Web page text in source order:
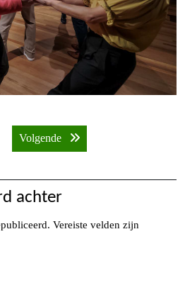
Volgende Volgende bericht:
achter
Vereiste velden zijn